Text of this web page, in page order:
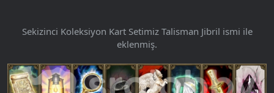
Sekizinci Koleksiyon Kart Setimiz Talisman Jibril ismi ile
eklenmiş.